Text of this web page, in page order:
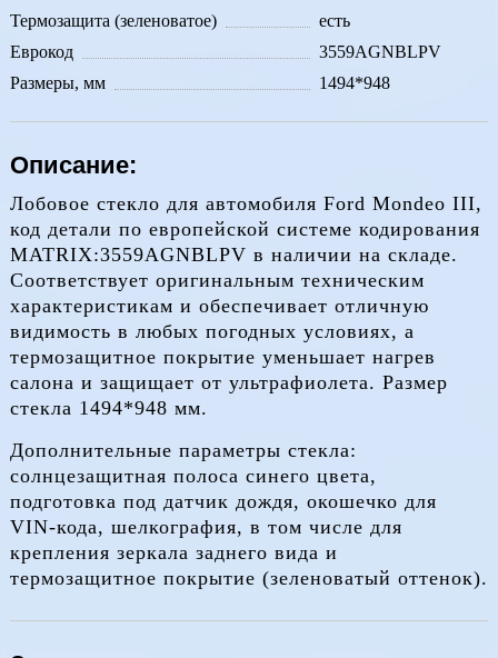
Термозащита (зеленоватое)
есть
Еврокод
3559AGNBLPV
Размеры, мм
1494*948
Описание:
Лобовое стекло для автомобиля Ford Mondeo III,
код детали по европейской системе кодирования
MATRIX:3559AGNBLPV в наличии на складе.
Соответствует оригинальным техническим
характеристикам и обеспечивает отличную
видимость в любых погодных условиях, а
термозащитное покрытие уменьшает нагрев
салона и защищает от ультрафиолета. Размер
стекла 1494*948 мм.
Дополнительные параметры стекла:
солнцезащитная полоса синего цвета,
подготовка под датчик дождя, окошечко для
VIN-кода, шелкография, в том числе для
крепления зеркала заднего вида и
термозащитное покрытие (зеленоватый оттенок).